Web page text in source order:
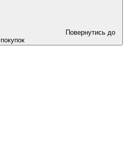
Повернутись до
покупок